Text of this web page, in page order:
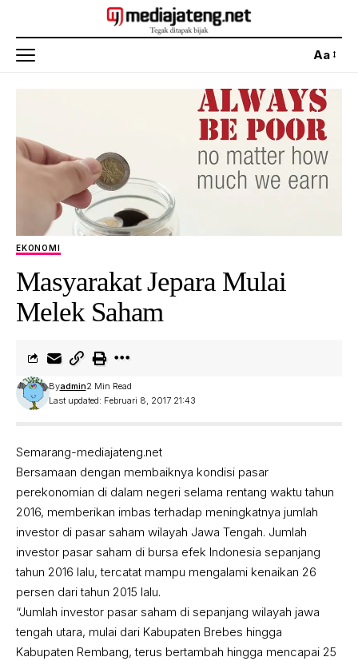
Aa
EKONOMI
Masyarakat Jepara Mulai
Melek Saham
Last updated: Februari 8, 2017 21:43
Byadmin2 Min Read
Semarang-mediajateng.net
Bersamaan dengan membaiknya kondisi pasar
perekonomian di dalam negeri selama rentang waktu tahun
2016, memberikan imbas terhadap meningkatnya jumlah
investor di pasar saham wilayah Jawa Tengah. Jumlah
investor pasar saham di bursa efek Indonesia sepanjang
tahun 2016 lalu, tercatat mampu mengalami kenaikan 26
persen dari tahun 2015 lalu.
“Jumlah investor pasar saham di sepanjang wilayah jawa
tengah utara, mulai dari Kabupaten Brebes hingga
Kabupaten Rembang, terus bertambah hingga mencapai 25